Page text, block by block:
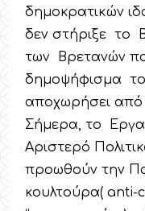
δημοκρατικών
δεν στήριξε το
των Βρετανών
δημοψήφισμα
αποχωρήσει
Σήμερα, το
Αριστερό
προωθούν την
κουλτούρα( anti-